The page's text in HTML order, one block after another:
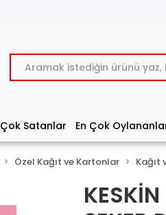
Çok Satanlar En Çok
Özel Kağıt ve Kartonlar Kağıt